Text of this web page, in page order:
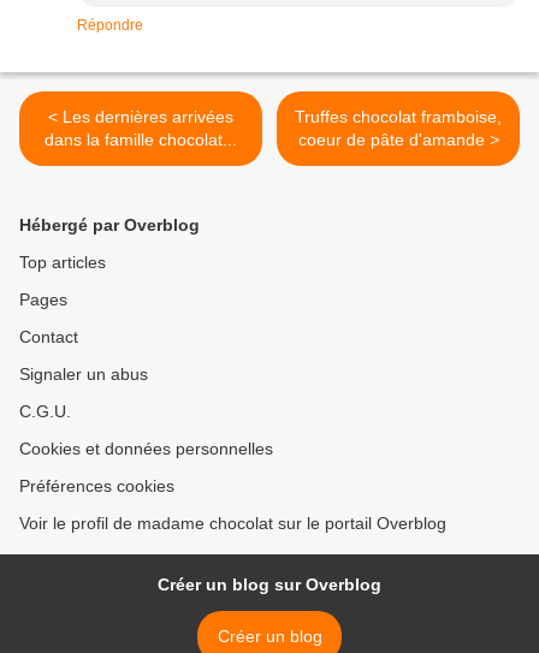
Répondre
< Les dernières arrivées
dans la famille chocolat...
Truffes chocolat framboise,
coeur de pâte d'amande >
Hébergé par Overblog
Top articles
Pages
Contact
Signaler un abus
C.G.U.
Cookies et données personnelles
Préférences cookies
Voir le profil de madame chocolat sur le portail Overblog
Créer un blog sur Overblog
Créer un blog